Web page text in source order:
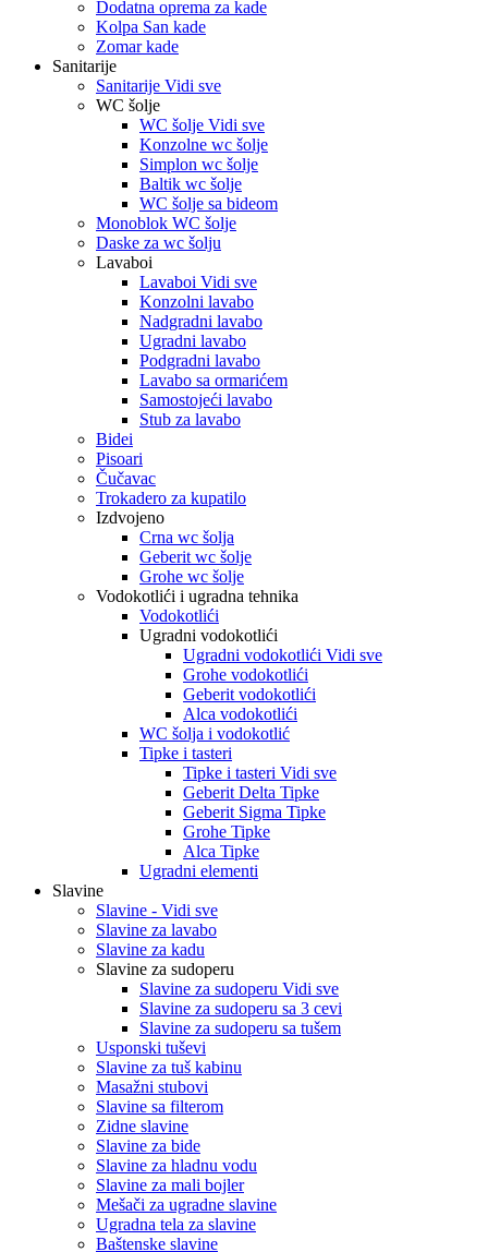
Dodatna oprema za kade
Kolpa San kade
Zomar kade
Sanitarije
Sanitarije Vidi sve
WC šolje
WC šolje Vidi sve
Konzolne wc šolje
Simplon wc šolje
Baltik wc šolje
WC šolje sa bideom
Monoblok WC šolje
Daske za wc šolju
Lavaboi
Lavaboi Vidi sve
Konzolni lavabo
Nadgradni lavabo
Ugradni lavabo
Podgradni lavabo
Lavabo sa ormarićem
Samostojeći lavabo
Stub za lavabo
Bidei
Pisoari
Čučavac
Trokadero za kupatilo
Izdvojeno
Crna wc šolja
Geberit wc šolje
Grohe wc šolje
Vodokotlići i ugradna tehnika
Vodokotlići
Ugradni vodokotlići
Ugradni vodokotlići Vidi sve
Grohe vodokotlići
Geberit vodokotlići
Alca vodokotlići
WC šolja i vodokotlić
Tipke i tasteri
Tipke i tasteri Vidi sve
Geberit Delta Tipke
Geberit Sigma Tipke
Grohe Tipke
Alca Tipke
Ugradni elementi
Slavine
Slavine - Vidi sve
Slavine za lavabo
Slavine za kadu
Slavine za sudoperu
Slavine za sudoperu Vidi sve
Slavine za sudoperu sa 3 cevi
Slavine za sudoperu sa tušem
Usponski tuševi
Slavine za tuš kabinu
Masažni stubovi
Slavine sa filterom
Zidne slavine
Slavine za bide
Slavine za hladnu vodu
Slavine za mali bojler
Mešači za ugradne slavine
Ugradna tela za slavine
Baštenske slavine